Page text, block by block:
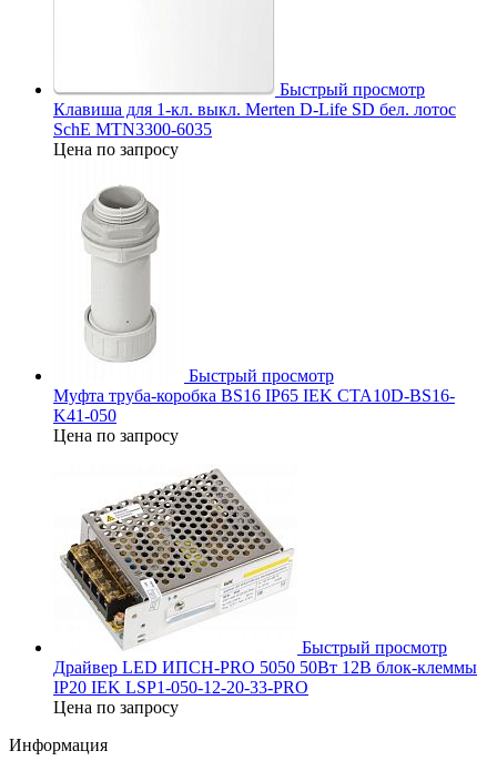
Быстрый просмотр
Клавиша для 1-кл. выкл. Merten D-Life SD бел. лотос
SchE MTN3300-6035
Цена по запросу
Быстрый просмотр
Муфта труба-коробка BS16 IP65 IEK CTA10D-BS16-
K41-050
Цена по запросу
Быстрый просмотр
Драйвер LED ИПСН-PRO 5050 50Вт 12В блок-клеммы
IP20 IEK LSP1-050-12-20-33-PRO
Цена по запросу
Информация